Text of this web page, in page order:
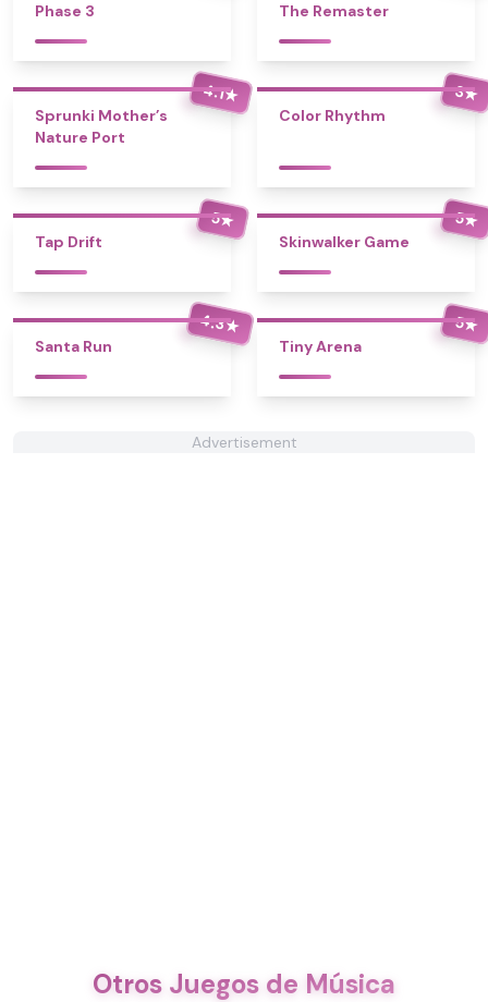
Phase 3
The Remaster
4.1★
Sprunki Mother’s
Nature Port
3★
Color Rhythm
5★
Tap Drift
5★
Skinwalker Game
4.3★
Santa Run
5★
Tiny Arena
Advertisement
Otros Juegos de Música